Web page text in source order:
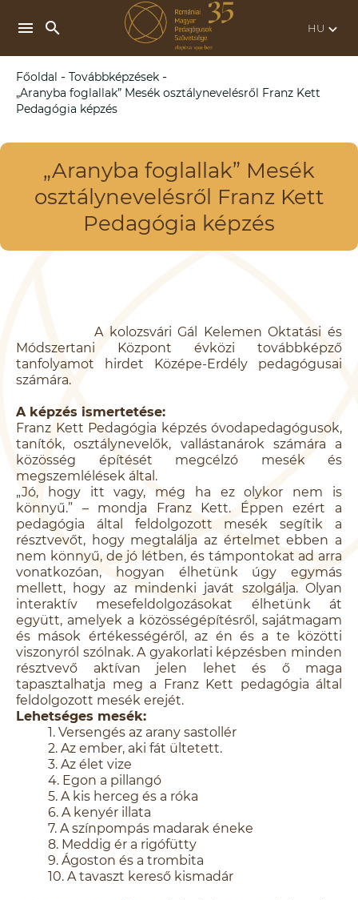
menu search keyboard_arrow_down
Főoldal - Továbbképzések -
„Aranyba foglallak” Mesék osztálynevelésről Franz Kett
Pedagógia képzés
„Aranyba foglallak” Mesék
osztálynevelésről Franz Kett
Pedagógia képzés
A kolozsvári Gál Kelemen Oktatási és
Módszertani Központ évközi továbbképző
tanfolyamot hirdet Középe-Erdély pedagógusai
számára.
A képzés ismertetése:
Franz Kett Pedagógia képzés óvodapedagógusok,
tanítók, osztálynevelők, vallástanárok számára a
közösség építését megcélzó mesék és
megszemlélések által.
„Jó, hogy itt vagy, még ha ez olykor nem is
könnyű.” – mondja Franz Kett. Éppen ezért a
pedagógia által feldolgozott mesék segítik a
résztvevőt, hogy megtalálja az értelmet ebben a
nem könnyű, de jó létben, és támpontokat ad arra
vonatkozóan, hogyan élhetünk úgy egymás
mellett, hogy az mindenki javát szolgálja. Olyan
interaktív mesefeldolgozásokat élhetünk át
együtt, amelyek a közösségépítésről, sajátmagam
és mások értékességéről, az én és a te közötti
viszonyról szólnak. A gyakorlati képzésben minden
résztvevő aktívan jelen lehet és ő maga
tapasztalhatja meg a Franz Kett pedagógia által
feldolgozott mesék erejét.
Lehetséges mesék:
1. Versengés az arany sastollér
2. Az ember, aki fát ültetett.
3. Az élet vize
4. Egon a pillangó
5. A kis herceg és a róka
6. A kenyér illata
7. A színpompás madarak éneke
8. Meddig ér a rigófütty
9. Ágoston és a trombita
10. A tavaszt kereső kismadár